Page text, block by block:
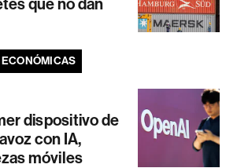
que no dan
dispositivo de
con IA,
móviles